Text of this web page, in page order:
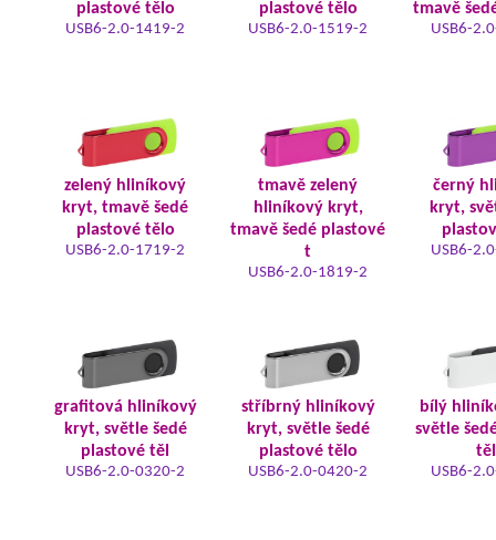
plastové tělo
USB6-2.0-1419-2
plastové tělo
USB6-2.0-1519-2
tmavě
USB6-
zelený hliníkový
kryt, tmavě šedé
plastové tělo
USB6-2.0-1719-2
tmavě zelený
hliníkový kryt,
tmavě šedé plastové
t
USB6-2.0-1819-2
černý
kryt,
USB6-
grafitová hliníkový
kryt, světle šedé
plastové těl
USB6-2.0-0320-2
stříbrný hliníkový
kryt, světle šedé
plastové tělo
USB6-2.0-0420-2
bílý
světle
USB6-